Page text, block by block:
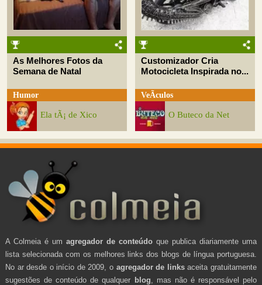
As Melhores Fotos da
Semana de Natal
Humor
Ela tÃ¡ de Xico
Customizador Cria
Motocicleta Inspirada no...
VeÃ­culos
O Buteco da Net
A Colmeia é um agregador de conteúdo que publica diariamente uma
lista selecionada com os melhores links dos blogs de língua portuguesa.
No ar desde o início de 2009, o agregador de linksaceita gratuitamente
sugestões de conteúdo de qualquer blog , mas não é responsável pelo